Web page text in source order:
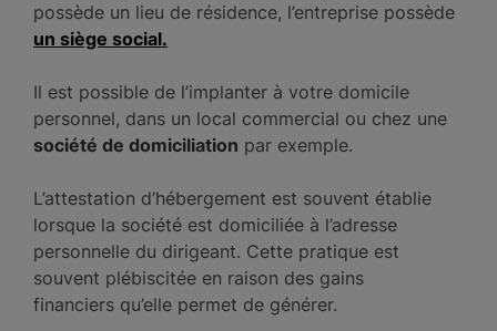
possède un lieu de résidence, l’entreprise possède
un siège social.
Il est possible de l’implanter à votre domicile
personnel, dans un local commercial ou chez une
société de domiciliation par exemple.
L’attestation d’hébergement est souvent établie
lorsque la société est domiciliée à l’adresse
personnelle du dirigeant. Cette pratique est
souvent plébiscitée en raison des gains
financiers qu’elle permet de générer.